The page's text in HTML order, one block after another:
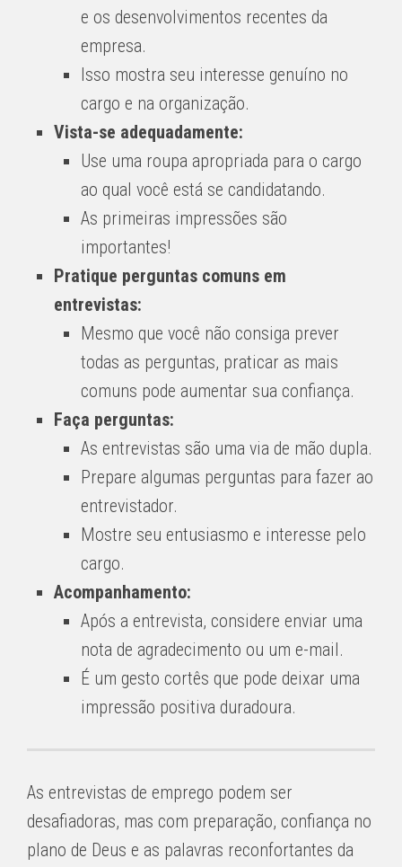
e os desenvolvimentos recentes da
empresa.
Isso mostra seu interesse genuíno no
cargo e na organização.
Vista-se adequadamente:
Use uma roupa apropriada para o cargo
ao qual você está se candidatando.
As primeiras impressões são
importantes!
Pratique perguntas comuns em
entrevistas:
Mesmo que você não consiga prever
todas as perguntas, praticar as mais
comuns pode aumentar sua confiança.
Faça perguntas:
As entrevistas são uma via de mão dupla.
Prepare algumas perguntas para fazer ao
entrevistador.
Mostre seu entusiasmo e interesse pelo
cargo.
Acompanhamento:
Após a entrevista, considere enviar uma
nota de agradecimento ou um e-mail.
É um gesto cortês que pode deixar uma
impressão positiva duradoura.
As entrevistas de emprego podem ser
desafiadoras, mas com preparação, confiança no
plano de Deus e as palavras reconfortantes da